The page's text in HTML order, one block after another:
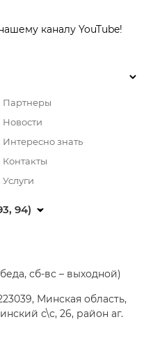
каналу YouTube!
Партнеры
Новости
Интересно знать
Контакты
Услуги
94)
сб-вс – выходной)
Минская область,
с\с, 26, район аг.